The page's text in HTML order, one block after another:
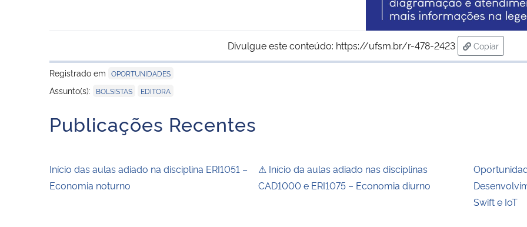
Divulgue este conteúdo: https://ufsm.br/r-478-2423
Copiar
para área
Registrado em OPORTUNIDADES
Assunto(s): BOLSISTAS EDITORA
Publicações Recentes
Início das aulas adiado na disciplina ERI1051 –
Economia noturno
⚠ Início da aulas adiado nas disciplinas
CAD1000 e ERI1075 – Economia diurno
Swift e IoT